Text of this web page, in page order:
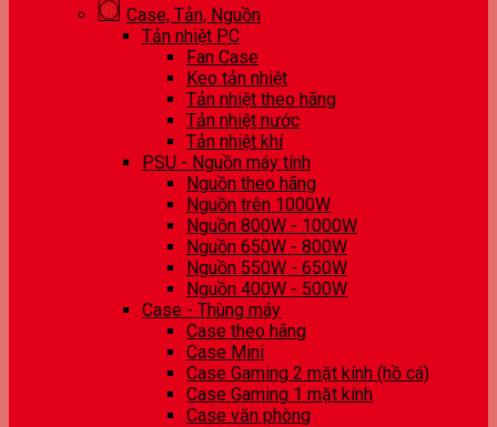
Case, Tản, Nguồn
Tản nhiệt PC
Fan Case
Keo tản nhiệt
Tản nhiệt theo hãng
Tản nhiệt nước
Tản nhiệt khí
PSU - Nguồn máy tính
Nguồn theo hãng
Nguồn trên 1000W
Nguồn 800W - 1000W
Nguồn 650W - 800W
Nguồn 550W - 650W
Nguồn 400W - 500W
Case - Thùng máy
Case theo hãng
Case Mini
Case Gaming 2 mặt kính (hồ cá)
Case Gaming 1 mặt kính
Case văn phòng